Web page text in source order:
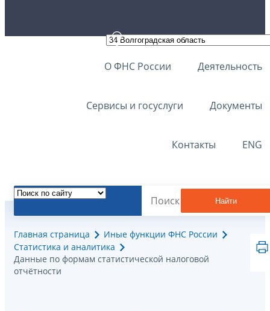
О ФНС России Деятельность
Сервисы и госуслуги Документы
Контакты ENG
Найти
Главная страница
Иные функции ФНС России
Статистика и аналитика
Данные по формам статистической налоговой
отчётности